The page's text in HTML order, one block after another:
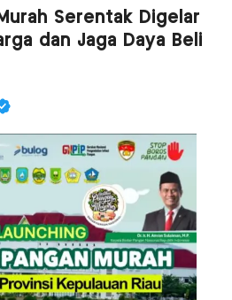
Serentak Digelar
dan Jaga Daya Beli